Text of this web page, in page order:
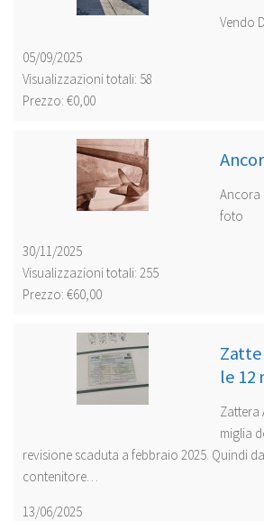
Vendo
05/09/2025
Visualizzazioni totali: 58
Prezzo: €0,00
Ancora
foto
30/11/2025
Visualizzazioni totali: 255
Prezzo: €60,00
le 12
Zattera
miglia
revisione scaduta a febbraio 2025. Quindi
contenitore…
13/06/2025